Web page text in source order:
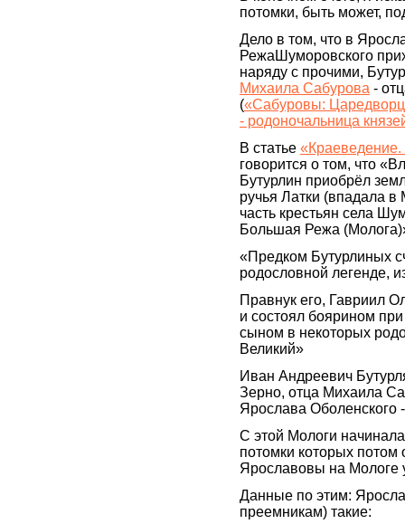
потомки, быть может,
Дело в том, что в
РежаШуморовского
наряду с прочими,
Михаила Сабурова -
(«Сабуровы:
- родоночальница
В статье
говорится о том, что
Бутурлин приобрёл
ручья Латки (впадала в
часть крестьян села
Большая Режа
«Предком Бутурлиных
родословной легенде,
Правнук его, Гавриил
и состоял боярином
сыном в некоторых
Великий»
Иван Андреевич
Зерно, отца Михаила
Ярослава Оболенского
C этой Мологи
потомки которых потом
Ярославовы на Мологе
Данные по этим:
преемникам) такие: